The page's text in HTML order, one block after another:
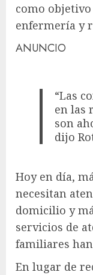
como
enfermería y
ANUNCIO
“Las
en las
son
dijo
Hoy en día,
necesitan
domicilio y
servicios de
familiares
En lugar de